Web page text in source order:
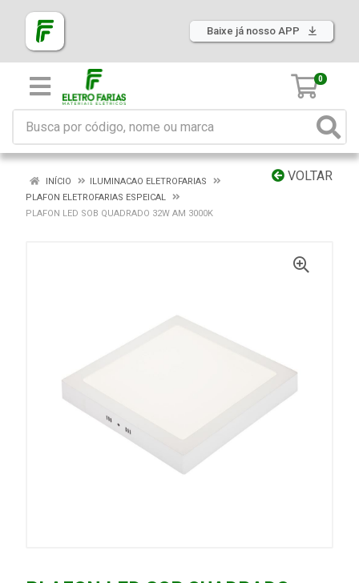
Baixe já nosso APP
0
VOLTAR
INÍCIO
ILUMINACAO ELETROFARIAS
PLAFON ELETROFARIAS ESPEICAL
PLAFON LED SOB QUADRADO 32W AM 3000K